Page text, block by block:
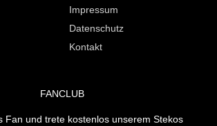
Impressum
Datenschutz
Kontakt
FANCLUB
Fan und trete kostenlos unserem Stekos